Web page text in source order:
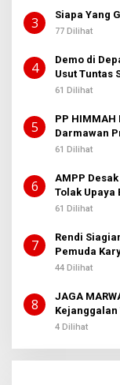
3 Siapa Yang
77 Dilihat
4
Demo di
Usut Tuntas
61 Dilihat
5
PP HIMMAH
Darmawan
61 Dilihat
6
AMPP
Tolak Upaya
61 Dilihat
7
Rendi
Pemuda
Sembiring
44 Dilihat
8
JAGA
Kejanggalan
4 Dilihat